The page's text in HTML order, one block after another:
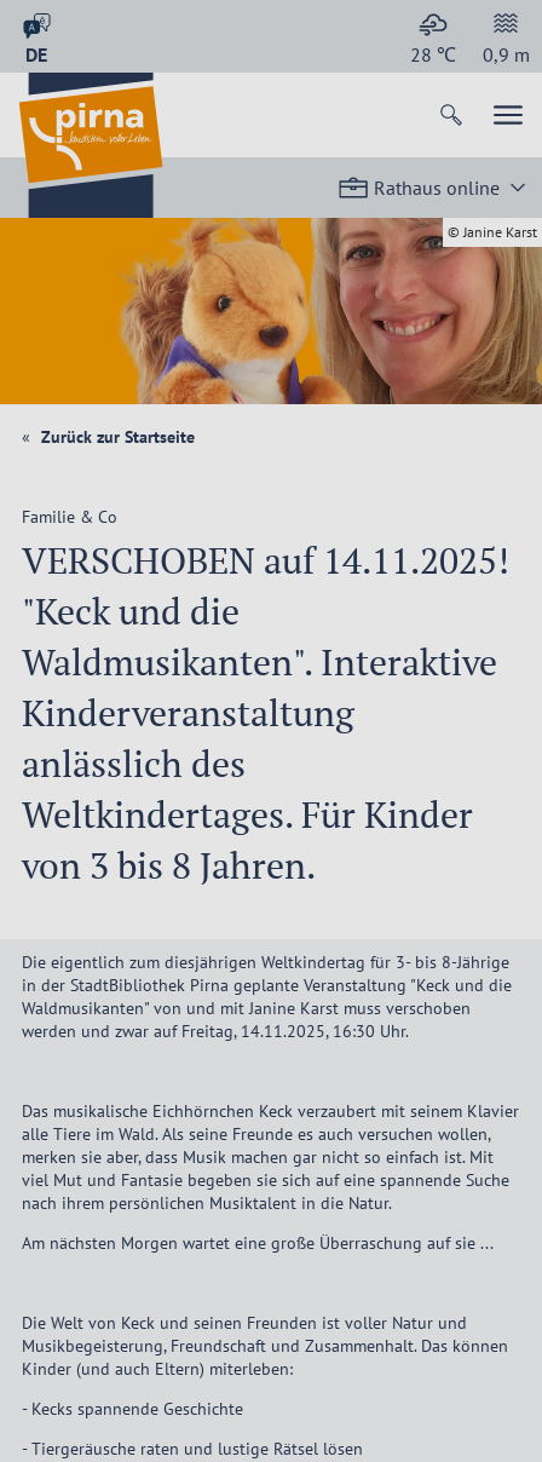
DE 28 ℃ 0,9 m
Rathaus online
© Janine Karst
Zurück zur Startseite
Familie & Co
VERSCHOBEN auf 14.11.2025!
"Keck und die
Waldmusikanten". Interaktive
Kinderveranstaltung
anlässlich des
Weltkindertages. Für Kinder
von 3 bis 8 Jahren.
Die eigentlich zum diesjährigen Weltkindertag für 3- bis 8-Jährige
in der StadtBibliothek Pirna geplante Veranstaltung "Keck und die
Waldmusikanten" von und mit Janine Karst muss verschoben
werden und zwar auf Freitag, 14.11.2025, 16:30 Uhr.
Das musikalische Eichhörnchen Keck verzaubert mit seinem Klavier
alle Tiere im Wald. Als seine Freunde es auch versuchen wollen,
merken sie aber, dass Musik machen gar nicht so einfach ist. Mit
viel Mut und Fantasie begeben sie sich auf eine spannende Suche
nach ihrem persönlichen Musiktalent in die Natur.
Am nächsten Morgen wartet eine große Überraschung auf sie ...
Die Welt von Keck und seinen Freunden ist voller Natur und
Musikbegeisterung, Freundschaft und Zusammenhalt. Das können
Kinder (und auch Eltern) miterleben:
- Kecks spannende Geschichte
- Tiergeräusche raten und lustige Rätsel lösen